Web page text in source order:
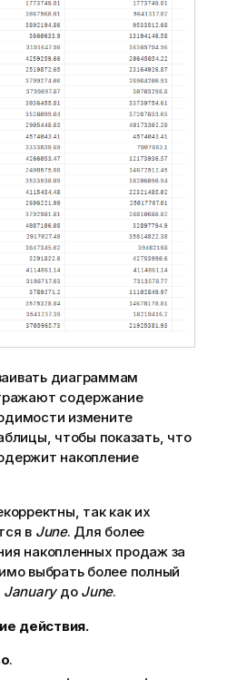
диаграммам
содержание
измените
чтобы показать, что
накопление
так как их
в June. Для более
накопленных продаж за
выбрать более полный
Januaryдо June.
действия.
.